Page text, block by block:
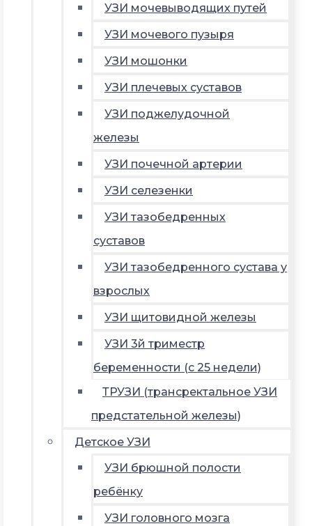
УЗИ мочевыводящих путей
УЗИ мочевого пузыря
УЗИ мошонки
УЗИ плечевых суставов
УЗИ поджелудочной
железы
УЗИ почечной артерии
УЗИ селезенки
УЗИ тазобедренных
суставов
УЗИ тазобедренного сустава у
взрослых
УЗИ щитовидной железы
УЗИ 3й триместр
беременности (с 25 недели)
ТРУЗИ (трансректальное УЗИ
предстательной железы)
Детское УЗИ
УЗИ брюшной полости
ребёнку
УЗИ головного мозга